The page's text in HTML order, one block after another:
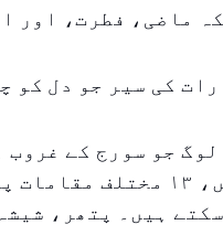
ماضی، فطرت، اور
رات کی سیر جو دل کو
لوگ جو سورج کے
ہیں، ۱۳ مختلف
ہیں۔ پتھر،